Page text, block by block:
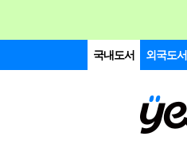
국내도서 외국도서